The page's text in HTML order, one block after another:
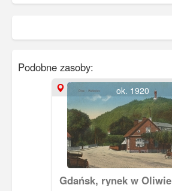
Podobne zasoby:
ok. 1920
Gdańsk, rynek w Oliwie